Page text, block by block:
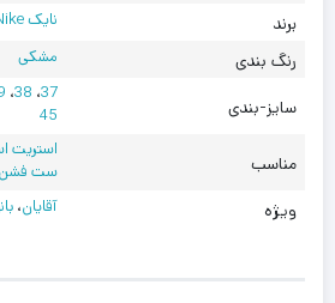
برند نایک Nike
رنگ بندی مشکی
سایز-بندی
37، 38،
45
مناسب
استریت
ست فشن
ویژه آقایان،